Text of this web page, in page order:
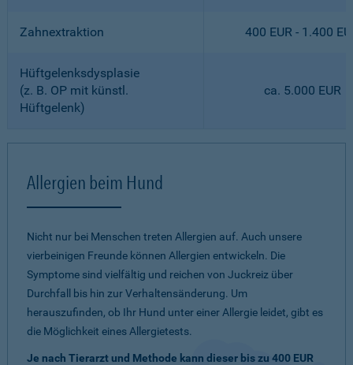
Zahnextraktion 400 EUR - 1.400
Hüftgelenksdysplasie
(z. B. OP mit künstl.
Hüftgelenk)
ca. 5.000 EUR
Allergien beim Hund
Nicht nur bei Menschen treten Allergien auf. Auch unsere
vierbeinigen Freunde können Allergien entwickeln. Die
Symptome sind vielfältig und reichen von Juckreiz über
Durchfall bis hin zur Verhaltensänderung. Um
herauszufinden, ob Ihr Hund unter einer Allergie leidet, gibt es
die Möglichkeit eines Allergietests.
Je nach Tierarzt und Methode kann dieser bis zu 400 EUR